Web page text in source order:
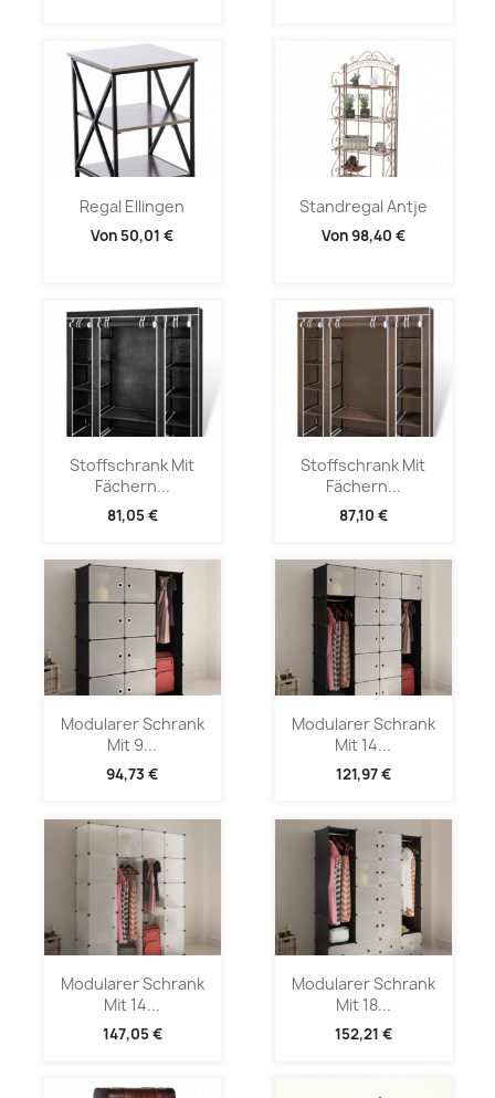
Regal Ellingen
Von 50,01 €
Standregal Antje
Von98,40 €
Stoffschrank Mit
Fächern...
81,05 €
Stoffschrank Mit
Fächern...
87,10 €
Modularer Schrank
Mit 9...
94,73 €
Modularer Schrank
Mit 14...
121,97 €
Modularer Schrank
Mit 14...
147,05 €
Modularer Schrank
Mit 18...
152,21 €